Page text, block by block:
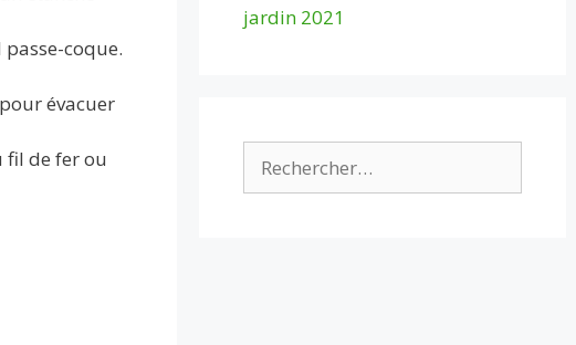
coque.
évacuer
fil de fer ou
jardin 2021